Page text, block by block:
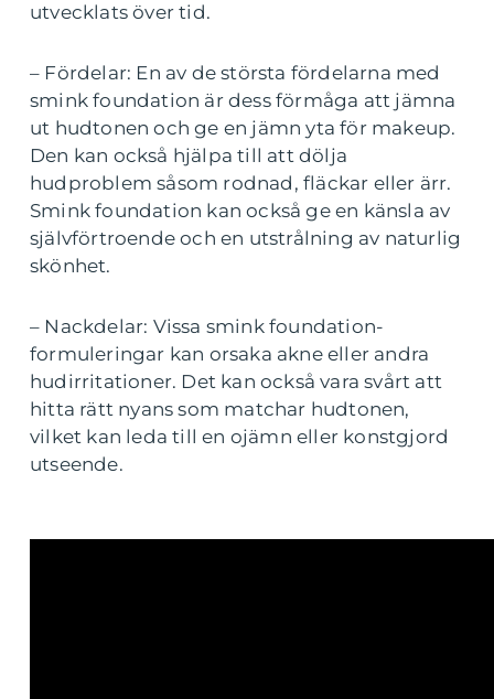
utvecklats över tid.
– Fördelar: En av de största fördelarna med
smink foundation är dess förmåga att jämna
ut hudtonen och ge en jämn yta för makeup.
Den kan också hjälpa till att dölja
hudproblem såsom rodnad, fläckar eller ärr.
Smink foundation kan också ge en känsla av
självförtroende och en utstrålning av naturlig
skönhet.
– Nackdelar: Vissa smink foundation-
formuleringar kan orsaka akne eller andra
hudirritationer. Det kan också vara svårt att
hitta rätt nyans som matchar hudtonen,
vilket kan leda till en ojämn eller konstgjord
utseende.